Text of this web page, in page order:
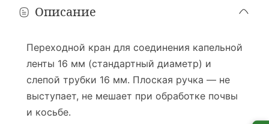
Районные города
До18:00· толькопн–пт
Ориентировочно: вторник, 11 августа
Деревни и агрогородки
1–2 дня ? расчет...
Толькопн–пт
Описание
Переходной кран для соединения капельной
ленты 16 мм (стандартный диаметр) и
слепой трубки 16 мм. Плоская ручка — не
выступает, не мешает при обработке почвы
и косьбе.